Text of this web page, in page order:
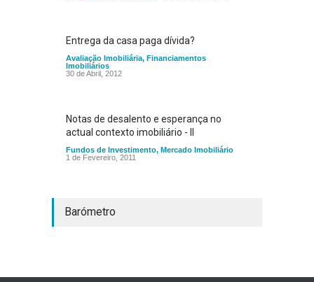
Entrega da casa paga dívida?
Avaliação Imobiliária, Financiamentos
Imobiliários
30 de Abril, 2012
Notas de desalento e esperança no
actual contexto imobiliário - II
Fundos de Investimento, Mercado Imobiliário
1 de Fevereiro, 2011
Barómetro